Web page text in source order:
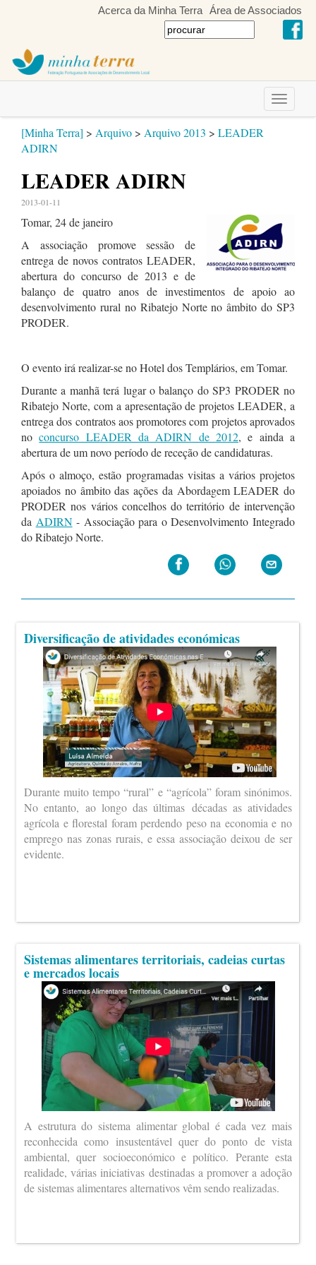
Acerca da Minha Terra Área de Associados
Toggle
[Minha Terra] > Arquivo > Arquivo 2013 > LEADER
ADIRN
LEADER ADIRN
2013-01-11
Tomar, 24 de janeiro
A associação promove sessão de
entrega de novos contratos LEADER,
abertura do concurso de 2013 e de
balanço de quatro anos de investimentos de apoio ao
desenvolvimento rural no Ribatejo Norte no âmbito do SP3
PRODER.
O evento irá realizar-se no Hotel dos Templários, em Tomar.
Durante a manhã terá lugar o balanço do SP3 PRODER no
Ribatejo Norte, com a apresentação de projetos LEADER, a
entrega dos contratos aos promotores com projetos aprovados
noconcurso LEADER da ADIRN de 2012, e ainda a
abertura de um novo período de receção de candidaturas.
Após o almoço, estão programadas visitas a vários projetos
apoiados no âmbito das ações da Abordagem LEADER do
PRODER nos vários concelhos do território de intervenção
da ADIRN- Associação para o Desenvolvimento Integrado
do Ribatejo Norte.
Diversificação de atividades económicas
Durante muito tempo “rural” e “agrícola” foram sinónimos.
No entanto, ao longo das últimas décadas as atividades
agrícola e florestal foram perdendo peso na economia e no
emprego nas zonas rurais, e essa associação deixou de ser
evidente.
Sistemas alimentares territoriais, cadeias curtas
e mercados locais
A estrutura do sistema alimentar global é cada vez mais
reconhecida como insustentável quer do ponto de vista
ambiental, quer socioeconómico e político. Perante esta
realidade, várias iniciativas destinadas a promover a adoção
de sistemas alimentares alternativos vêm sendo realizadas.